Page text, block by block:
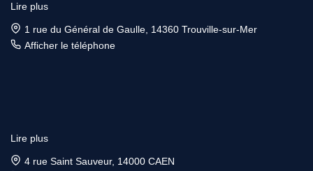
Lire plus
1 rue du Général de Gaulle, 14360 Trouville-sur-Mer
Afficher le téléphone
Lire plus
4 rue Saint Sauveur, 14000 CAEN